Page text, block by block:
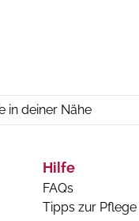
in deiner Nähe
Hilfe
FAQs
Tipps zur Pflege